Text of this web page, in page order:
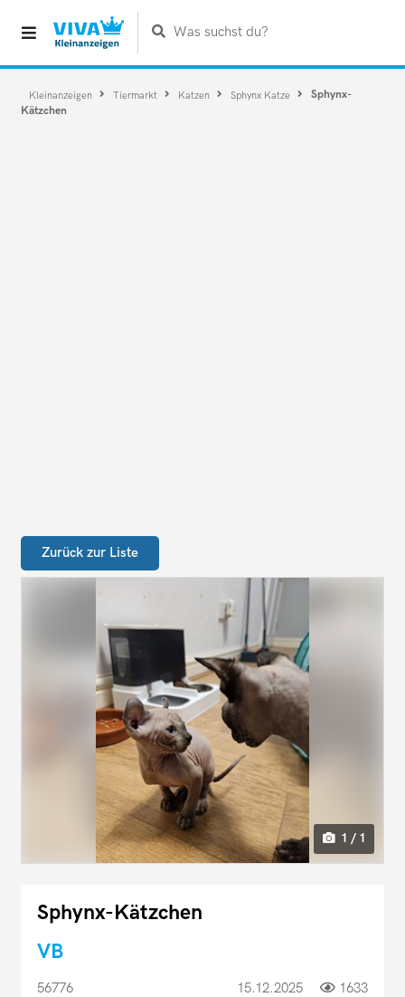
Was suchst du?
Kleinanzeigen Tiermarkt Katzen Sphynx Katze
Sphynx-
Kätzchen
Zurück zur Liste
1 / 1
Sphynx-Kätzchen
VB
56776 15.12.2025 1633